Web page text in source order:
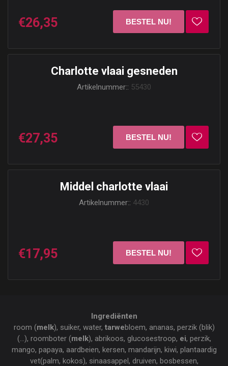
€26,35
Charlotte vlaai gesneden
Artikelnummer:: 55430
€27,35
Middel charlotte vlaai
Artikelnummer:: 4430
€17,95
Ingrediënten
room (melk), suiker, water, tarwebloem, ananas, perzik (blik)
(...), roomboter (melk), abrikoos, glucosestroop, ei, perzik,
mango, papaya, aardbeien, kersen, mandarijn, kiwi, plantaardig
vet(palm, kokos), sinaasappel, druiven, bosbessen,